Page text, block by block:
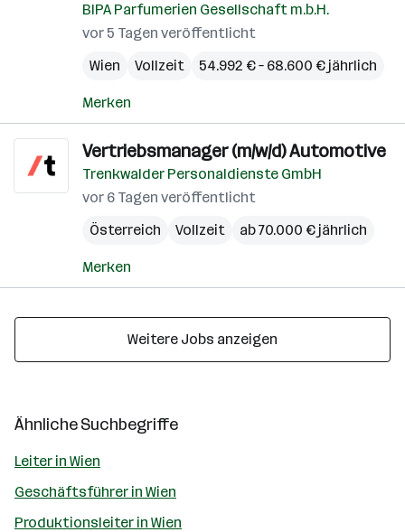
BIPA Parfumerien Gesellschaft m.b.H.
vor 5 Tagen veröffentlicht
Wien
Vollzeit 54.992 € – 68.600 € jährlich
Merken
Vertriebsmanager (m/w/d) Automotive
Trenkwalder Personaldienste GmbH
vor 6 Tagen veröffentlicht
Österreich
Vollzeit ab 70.000 € jährlich
Merken
Weitere Jobs anzeigen
Ähnliche Suchbegriffe
Leiter in Wien
Geschäftsführer in Wien
Produktionsleiter in Wien